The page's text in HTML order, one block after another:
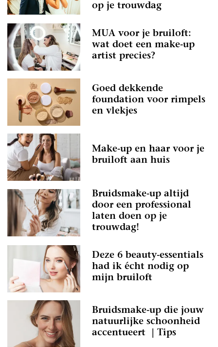
op je trouwdag
MUA voor je bruiloft:
wat doet een make-up
artist precies?
Goed dekkende
foundation voor rimpels
en vlekjes
Make-up en haar voor je
bruiloft aan huis
Bruidsmake-up altijd
door een professional
laten doen op je
trouwdag!
Deze 6 beauty-essentials
had ik écht nodig op
mijn bruiloft
Bruidsmake-up die jouw
natuurlijke schoonheid
accentueert | Tips